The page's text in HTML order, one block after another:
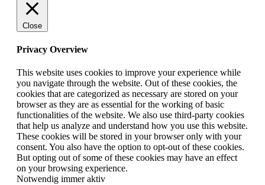
Close
Privacy Overview
This website uses cookies to improve your experience while
you navigate through the website. Out of these cookies, the
cookies that are categorized as necessary are stored on your
browser as they are as essential for the working of basic
functionalities of the website. We also use third-party cookies
that help us analyze and understand how you use this website.
These cookies will be stored in your browser only with your
consent. You also have the option to opt-out of these cookies.
But opting out of some of these cookies may have an effect
on your browsing experience.
Notwendig immer aktiv